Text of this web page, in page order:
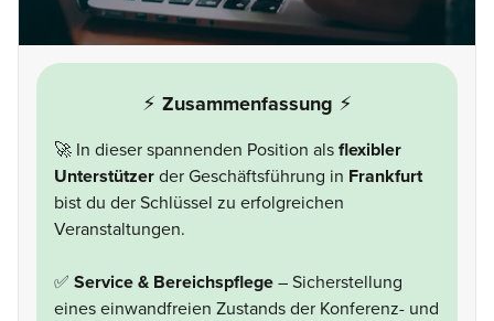
⚡ Zusammenfassung ⚡
🚀 In dieser spannenden Position als flexibler
Unterstützer der Geschäftsführung in Frankfurt
bist du der Schlüssel zu erfolgreichen
Veranstaltungen.
✅ Service & Bereichspflege – Sicherstellung
eines einwandfreien Zustands der Konferenz- und